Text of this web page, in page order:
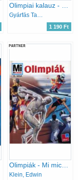
Gyárfás Tamás
1 190 Ft
PARTNER
Olimpiák - Mi micsoda
Klein, Edwin